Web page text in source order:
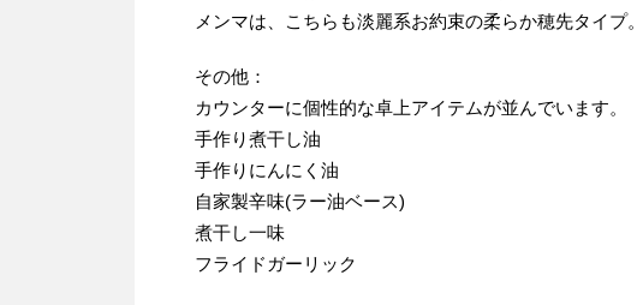
メンマは、こちらも淡麗系お約束の柔らか穂先タイプ。
その他：
カウンターに個性的な卓上アイテムが並んでいます。
手作り煮干し油
手作りにんにく油
自家製辛味(ラー油ベース)
煮干し一味
フライドガーリック